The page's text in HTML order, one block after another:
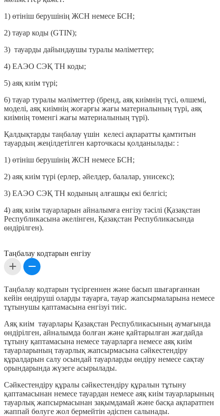
1) өтініш берушінің ЖСН немесе БСН;
2) тауар коды (GTIN);
3) тауарды дайындаушы туралы мәліметтер;
4) ЕАЭО СЭҚ ТН коды;
5) аяқ киім түрі;
6) тауар туралы мәліметтер (бренд, аяқ киімнің түсі, өлшемі,
моделі, аяқ киімнің жоғарғы жағы материалының түрі, аяқ
киімнің төменгі жағы материалының түрі).
Қалдықтарды таңбалау үшін келесі ақпаратты қамтитын
тауардың жеңілдетілген карточкасы қолданылады: :
1) өтініш берушінің ЖСН немесе БСН;
2) аяқ киім түрі (ерлер, әйелдер, балалар, унисекс);
3) ЕАЭО СЭҚ ТН кодының алғашқы екі белгісі;
4) аяқ киім тауарларын айналымға енгізу тәсілі (Қазақстан
Республикасына әкелінген, Қазақстан Республикасында
өндірілген).
Таңбалау кодтарын енгізу
Таңбалау кодтарын түсіргеннен және басып шығарғаннан
кейін өндіруші оларды тауарға, тауар жапсырмаларына немесе
тұтынушы қаптамасына енгізуі тиіс.
Аяқ киім тауарлары Қазақстан Республикасының аумағында
өндірілген, айналымда болған және қайтарылған жағдайда
тұтыну қаптамасына немесе тауарларға немесе аяқ киім
тауарларының тауарлық жапсырмасына сәйкестендіру
құралдарын салу осындай тауарларды өндіру немесе сақтау
орындарында жүзеге асырылады.
Сәйкестендіру құралы сәйкестендіру құралын тұтыну
қаптамасынан немесе тауардан немесе аяқ киім тауарларының
тауарлық жапсырмасынан зақымдамай және басқа ақпаратпен
жаппай бөлуге жол бермейтін әдіспен салынады.